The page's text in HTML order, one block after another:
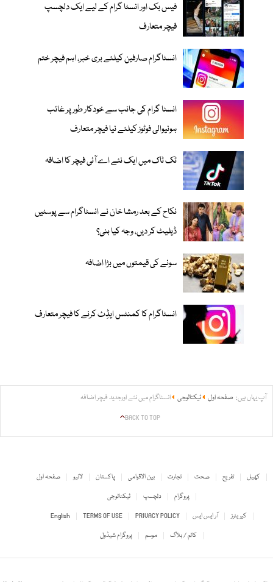
فیس بک اور انسٹا گرام کے لیے ایک دلچسپ
فیچر متعارف
انسٹاگرام صارفین کیلئے بری خبر، اہم فیچر ختم
انسٹا گرام کی جانب سے خودکار طور پر غائب
ہونیوالی فوٹوز کیلئے نیا فیچر متعارف
ٹک ٹاک میں ایک نئے اے آئی فیچر کا اضافہ
نکاح کے بعد رمشا خان نے انسٹاگرام سے پوسٹیں
ڈیلیٹ کر دیں، وجہ کیا بنی؟
سونے کی قیمتوں میں بڑا اضافہ
انسٹاگرام کا کمنٹس ایڈِٹ کرنے کا فیچر متعارف
آپ یہاں ہیں: صفحہ اول ٹیکنالوجی انسٹاگرام میں نئے اورجدید فیچر اضافہ
BACK TO TOP
صفحہ اول لائیو پاکستان بین الاقوامی تجارت صحت تفریح
کھیل
ٹیکنالوجی
دلچسپ
پروگرام
English
TERMS OF USE PRIVACY POLICY آر ایس ایس
کیریئرز
پروگرام شیڈول
موسم کالم / بلاگ